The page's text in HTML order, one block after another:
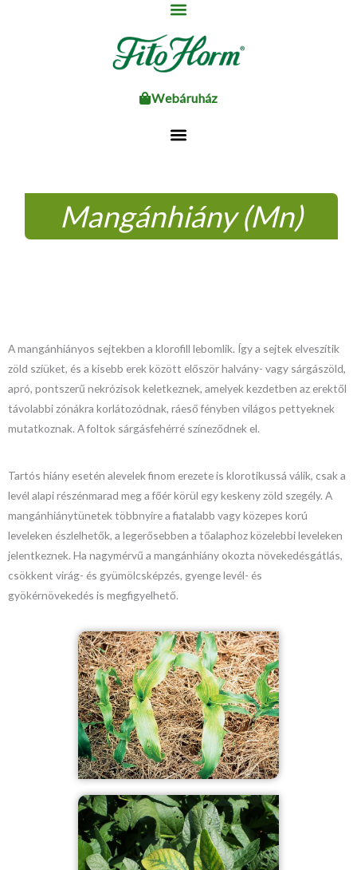
Webáruház
Mangánhiány (Mn)
A mangánhiányos sejtekben a klorofill lebomlik. Így a sejtek elveszítik
zöld szíüket, és a kisebb erek között először halvány- vagy sárgászöld,
apró, pontszerű nekrózisok keletkeznek, amelyek kezdetben az erektől
távolabbi zónákra korlátozódnak, ráeső fényben világos pettyeknek
mutatkoznak. A foltok sárgásfehérré színeződnek el.
Tartós hiány esetén alevelek finom erezete is klorotikussá válik, csak a
levél alapi részénmarad meg a főér körül egy keskeny zöld szegély. A
mangánhiánytünetek többnyire a fiatalabb vagy közepes korú
leveleken észlelhetők, a legerősebben a tőalaphoz közelebbi leveleken
jelentkeznek. Ha nagymérvű a mangánhiány okozta növekedésgátlás,
csökkent virág- és gyümölcsképzés, gyenge levél- és
gyökérnövekedés is megfigyelhető.